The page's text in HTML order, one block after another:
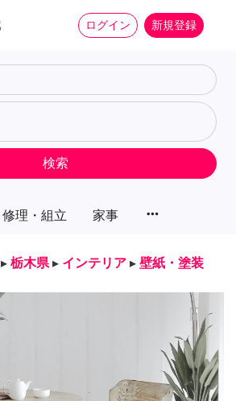
ログイン 新規登録
修理・組立 家事 more_horiz
検索
▸ 栃木県 ▸ インテリア ▸ 壁紙・塗装